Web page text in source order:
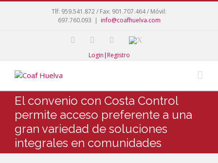
Tlf: 959.541.872 / Fax: 901.707.464 / Móvil:
697.760.093 | info@coafhuelva.com
Login|Registro
El convenio con Costa Control
permite acceso preferente a una
gran variedad de soluciones
integrales en comunidades